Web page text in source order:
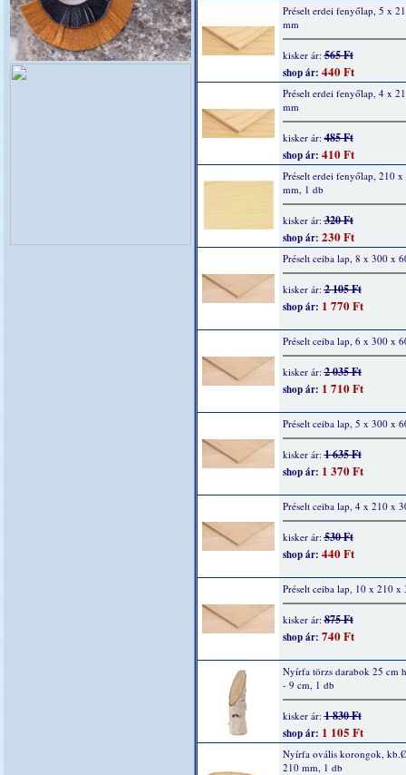
Préselt erdei fenyőlap, 5 x
mm
kisker ár:565 Ft
shop ár: 440 Ft
Préselt erdei fenyőlap, 4 x
mm
kisker ár:485 Ft
shop ár: 410 Ft
Préselt erdei fenyőlap, 210
mm, 1 db
kisker ár:320 Ft
shop ár: 230 Ft
Préselt ceiba lap, 8 x 300 x
kisker ár:2 105 Ft
shop ár: 1 770 Ft
Préselt ceiba lap, 6 x 300 x
kisker ár:2 035 Ft
shop ár: 1 710 Ft
Préselt ceiba lap, 5 x 300 x
kisker ár:1 635 Ft
shop ár: 1 370 Ft
Préselt ceiba lap, 4 x 210 x
kisker ár:530 Ft
shop ár: 440 Ft
Préselt ceiba lap, 10 x 210 x
kisker ár:875 Ft
shop ár: 740 Ft
Nyírfa törzs darabok 25 cm
- 9 cm, 1 db
kisker ár:1 830 Ft
shop ár: 1 105 Ft
Nyírfa ovális korongok,
210 mm, 1 db